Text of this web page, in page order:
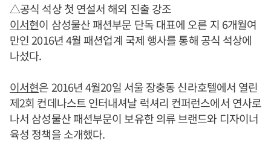
△공식 석상 첫 연설서 해외 진출 강조
이서현이 삼성물산 패션부문 단독 대표에 오른 지 6개월여
만인 2016년 4월 패션업계 국제 행사를 통해 공식 석상에
나섰다.
이서현은 2016년 4월20일 서울 장충동 신라호텔에서 열린
제2회 컨데나스트 인터내셔날 럭셔리 컨퍼런스에서 연사로
나서 삼성물산 패션부문이 보유한 의류 브랜드와 디자이너
육성 정책을 소개했다.